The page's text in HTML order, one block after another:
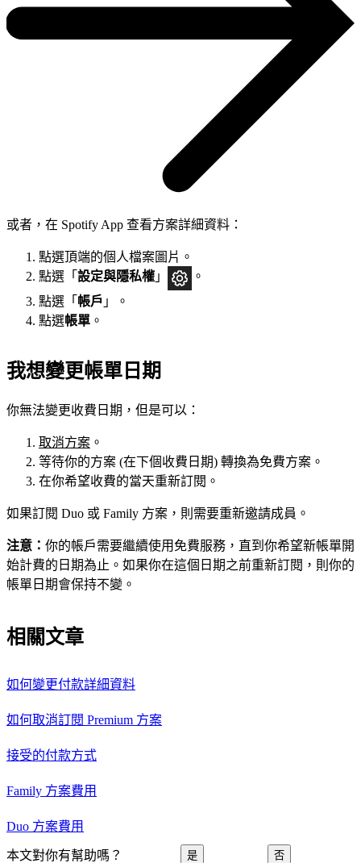
或者，在 Spotify App 查看方案詳細資料：
點選頂端的個人檔案圖片。
點選「 設定與隱私權 」
。
點選「 帳戶 」。
點選帳單 。
我想變更帳單日期
你無法變更收費日期，但是可以：
取消方案 。
等待你的方案 (在下個收費日期) 轉換為免費方案。
在你希望收費的當天重新訂閱。
如果訂閱 Duo 或 Family 方案，則需要重新邀請成員。
注意： 你的帳戶需要繼續使用免費服務，直到你希望新帳單開
始計費的日期為止。如果你在這個日期之前重新訂閱，則你的
帳單日期會保持不變。
相關文章
如何變更付款詳細資料
如何取消訂閱 Premium 方案
接受的付款方式
Family 方案費用
Duo 方案費用
本文對你有幫助嗎？ 是 否